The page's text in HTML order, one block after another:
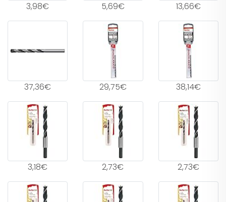
3,98€ 5,69€ 13,66€
37,36€ 29,75€ 38,14€
3,18€ 2,73€ 2,73€